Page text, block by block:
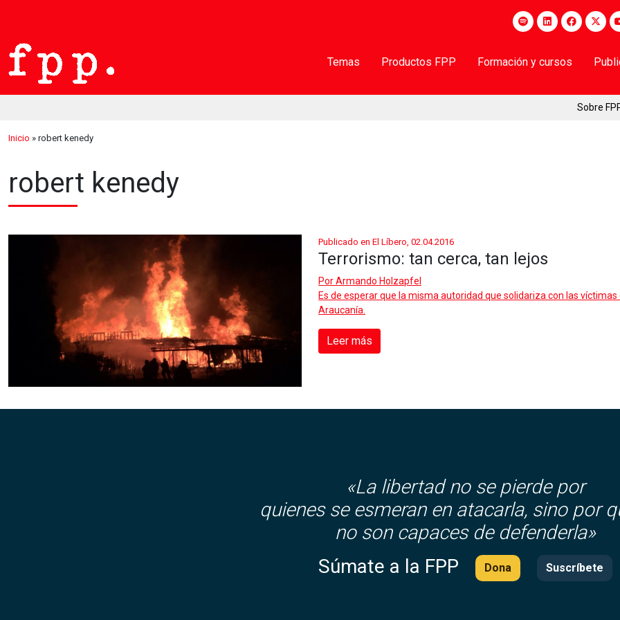
Temas Productos FPP Formación y cursos
Sobre
Inicio » robert kenedy
robert kenedy
Publicado en El Líbero, 02.04.2016
Terrorismo: tan cerca, tan lejos
PorArmando Holzapfel
Es de esperar que la misma autoridad que solidariza con las
Araucanía.
Leer más
«La libertad no se pierde por
quienes se esmeran en atacarla, sino por
no son capaces de defenderla»
Súmate a la FPP
Dona Suscríbete